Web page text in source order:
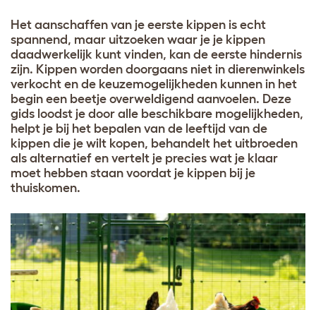
Het aanschaffen van je eerste kippen is echt
spannend, maar uitzoeken waar je je kippen
daadwerkelijk kunt vinden, kan de eerste hindernis
zijn. Kippen worden doorgaans niet in dierenwinkels
verkocht en de keuzemogelijkheden kunnen in het
begin een beetje overweldigend aanvoelen. Deze
gids loodst je door alle beschikbare mogelijkheden,
helpt je bij het bepalen van de leeftijd van de
kippen die je wilt kopen, behandelt het uitbroeden
als alternatief en vertelt je precies wat je klaar
moet hebben staan voordat je kippen bij je
thuiskomen.